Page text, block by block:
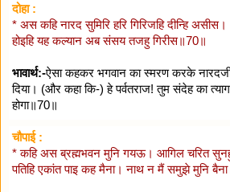
दोहा :
* अस कहि नारद सुमिरि हरि गिरिजहि दीन्हि असीस।
होइहि यह कल्यान अब संसय तजहु गिरीस॥70॥
भावार्थ:-ऐसा कहकर भगवान का स्मरण करके नारदजी
दिया। (और कहा कि-) हे पर्वतराज! तुम संदेह का
होगा॥70॥
चौपाई :
* कहि अस ब्रह्मभवन मुनि गयऊ। आगिल चरित
पतिहि एकांत पाइ कह मैना। नाथ न मैं समुझे मुनि